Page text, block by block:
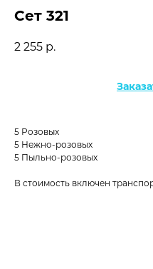
Сет 321
2 255 р.
5 Розовых
5 Нежно-розовых
5 Пыльно-розовых
В стоимость включен